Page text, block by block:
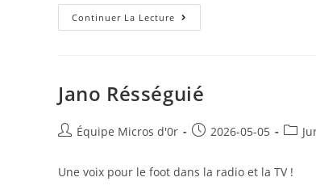
Continuer La Lecture Jérôme
Bureau
Jano Résséguié
Auteur/autrice
la
publication :
Équipe Micros d'0r
Publication
2026-05-05
Post
Une voix pour le foot dans la radio et la TV !